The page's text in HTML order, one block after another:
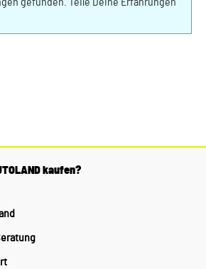
gefunden. Teile Deine Erfahrungen
kaufen?